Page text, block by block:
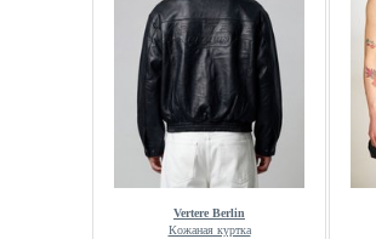
Vertere Berlin
Кожаная куртка